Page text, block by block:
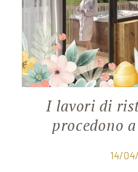
I lavori di
procedono
14/